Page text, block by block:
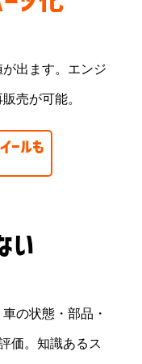
出ます。エンジ
売が可能。
ールも
い
の状態・部品・
価。知識あるス